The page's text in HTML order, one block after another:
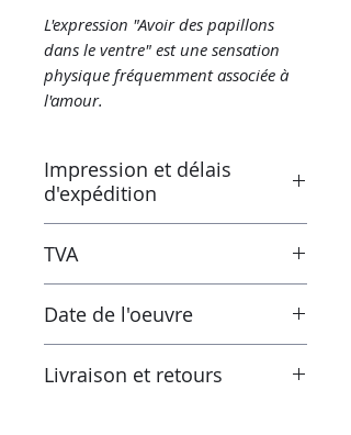
L'expression "Avoir des papillons
dans le ventre" est une sensation
physique fréquemment associée à
l'amour.
Impression et délais
d'expédition
"Univers parallèle" à Montluçon
(France) sous le contrôle de
l'artiste. Laboratoire certifié
Livraison suivie.
TVA
prix. Cependant lors de la
réception de l'œuvre en dehors de
l'Union européenne, les taux de
Date de l'oeuvre
Livraison et retours